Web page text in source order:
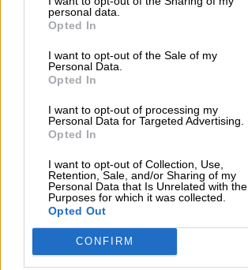
personal data.
Opted In
I want to opt-out of the Sale of my
Personal Data.
Opted In
I want to opt-out of processing my
Personal Data for Targeted Advertising.
Opted In
I want to opt-out of Collection, Use,
Retention, Sale, and/or Sharing of my
Personal Data that Is Unrelated with the
Purposes for which it was collected.
Opted Out
CONFIRM
υποστελεχωμένες Πυροσβεστικές
Υπηρεσίες της Π.Ε. Λάρισας
07/08/2026 , 21:17
προσωπικού στα Κ.Υ. Αγιάς και Γόννων
07/08/2026 , 21:13
Αύριο Σάββατο στη Λάρισα η κηδεία του
Αθανασίου Ράγια
07/08/2026 , 21:09